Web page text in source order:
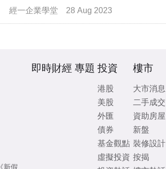
經一企業學堂 28 Aug 2023
《新假
即時財經 專題 投資
港股
美股
外匯
債券
基金觀點
虛擬投資
樓市
大市消息
二手成交
資助房屋
新盤
裝修設計
按揭